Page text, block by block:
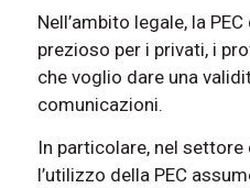
Nell’ambito legale, la
prezioso per i privati, i
che voglio dare una
comunicazioni.
In particolare, nel
l’utilizzo della PEC